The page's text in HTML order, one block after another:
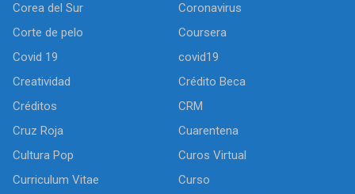
Corea del Sur
Coronavirus
Corte de pelo
Coursera
Covid 19
covid19
Creatividad
Crédito Beca
Créditos
CRM
Cruz Roja
Cuarentena
Cultura Pop
Curos Virtual
Curriculum Vitae
Curso